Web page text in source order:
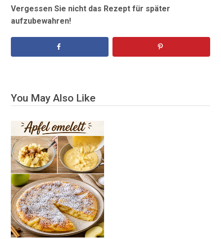
Vergessen Sie nicht das Rezept für später
aufzubewahren!
You May Also Like